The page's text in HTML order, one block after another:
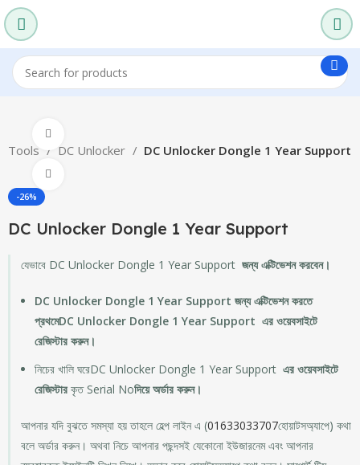
Tools DC Unlocker DC Unlocker Dongle 1 Year Support
-26%
DC Unlocker Dongle 1 Year Support
যেভাবে DC Unlocker Dongle 1 Year Supportজন্য এক্টিভেশন করবেন।
DC Unlocker Dongle 1 Year Support জন্য এক্টিভেশন করতে
প্রথমেDC Unlocker Dongle 1 Year Support এর ওয়েবসাইটে
রেজিস্টার করুন।
নিচের খালি ঘরেDC Unlocker Dongle 1 Year Supportএর ওয়েবসাইটে
রেজিস্টার কৃত Serial Noদিয়ে অর্ডার করুন।
আপনার যদি বুঝতে সমস্যা হয় তাহলে হেল্প লাইন এ (01633033707হোয়াটসঅ্যাপে) কথা
বলে অর্ডার করুন। অথবা নিচে আপনার পছন্দসই যেকোনো ইউজারনেম এবং আপনার